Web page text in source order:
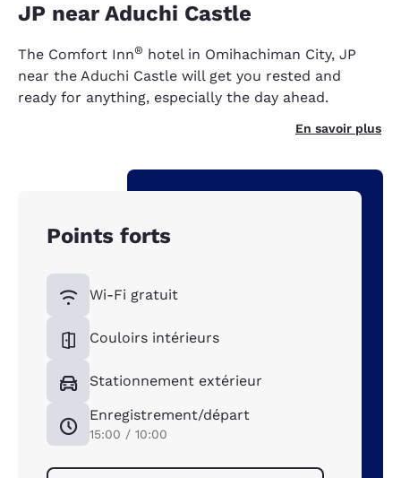
JP near Aduchi Castle
The Comfort Inn® hotel in Omihachiman City, JP
near the Aduchi Castle will get you rested and
ready for anything, especially the day ahead.
En savoir plus
Points forts
Wi-Fi gratuit
Couloirs intérieurs
Stationnement extérieur
Enregistrement/départ
15:00 / 10:00